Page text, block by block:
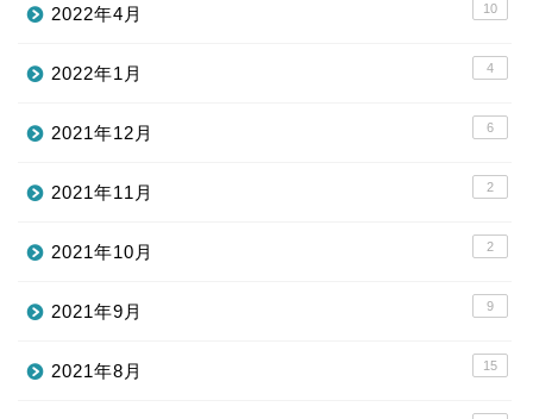
2022年4月 10
2022年1月 4
2021年12月 6
2021年11月 2
2021年10月 2
2021年9月 9
2021年8月 15